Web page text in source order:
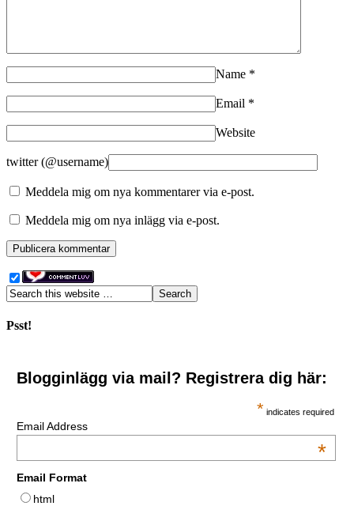
Name *
Email *
Website
twitter (@username)
Meddela mig om nya kommentarer via e-post.
Meddela mig om nya inlägg via e-post.
Psst!
Blogginlägg via mail? Registrera dig här:
* indicates required
Email Address
*
Email Format
html